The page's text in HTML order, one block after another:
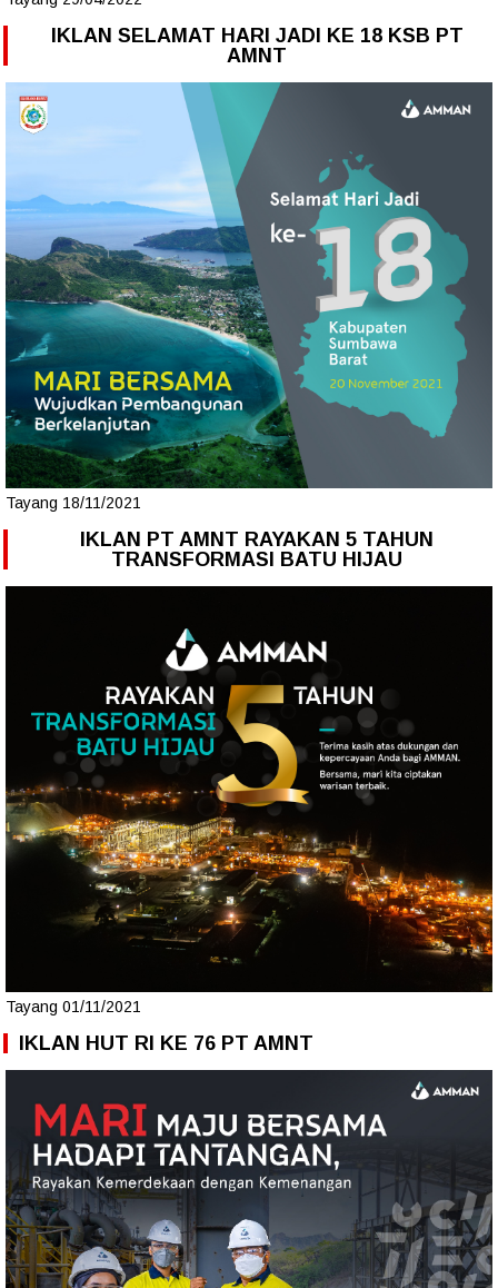
IKLAN SELAMAT HARI JADI KE 18 KSB PT
AMNT
Tayang 18/11/2021
IKLAN PT AMNT RAYAKAN 5 TAHUN
TRANSFORMASI BATU HIJAU
Tayang 01/11/2021
IKLAN HUT RI KE 76 PT AMNT